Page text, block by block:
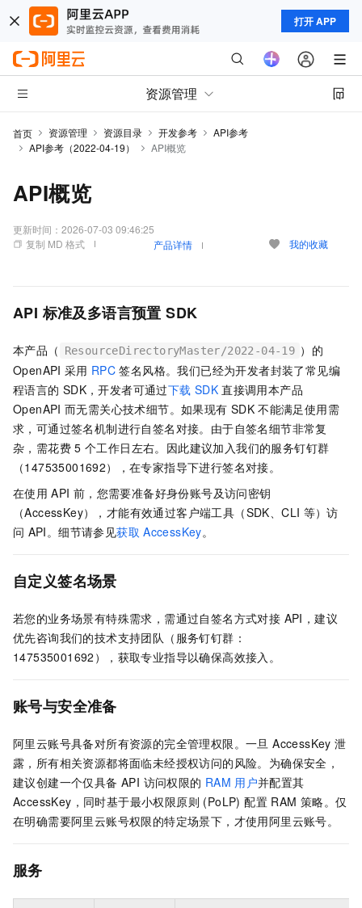
打开 APP
资源管理
首页 资源管理 资源目录 开发参考
API参考
API参考（2022-04-19）
API概览
API概览
更新时间： 2026-07-03 09:46:25
复制 MD 格式
产品详情 我的收藏
API 标准及多语言预置 SDK
本产品（ ResourceDirectoryMaster/2022-04-19 ）的
OpenAPI 采用 RPC 签名风格。我们已经为开发者封装了常见编
程语言的 SDK，开发者可通过下载 SDK 直接调用本产品
OpenAPI 而无需关心技术细节。如果现有 SDK 不能满足使用需
求，可通过签名机制进行自签名对接。由于自签名细节非常复
杂，需花费 5 个工作日左右。因此建议加入我们的服务钉钉群
（147535001692），在专家指导下进行签名对接。
在使用 API 前，您需要准备好身份账号及访问密钥
（AccessKey），才能有效通过客户端工具（SDK、CLI 等）访
问 API。细节请参见获取 AccessKey。
自定义签名场景
若您的业务场景有特殊需求，需通过自签名方式对接 API，建议
优先咨询我们的技术支持团队（服务钉钉群：
147535001692），获取专业指导以确保高效接入。
账号与安全准备
阿里云账号具备对所有资源的完全管理权限。一旦 AccessKey 泄
露，所有相关资源都将面临未经授权访问的风险。为确保安全，
建议创建一个仅具备 API 访问权限的 RAM 用户并配置其
AccessKey，同时基于最小权限原则 (PoLP) 配置 RAM 策略。仅
在明确需要阿里云账号权限的特定场景下，才使用阿里云账号。
服务